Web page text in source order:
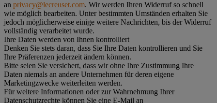
an privacy@lecreuset.com. Wir werden Ihren Widerruf so schnell
wie möglich bearbeiten. Unter bestimmten Umständen erhalten Sie
jedoch möglicherweise einige weitere Nachrichten, bis der Widerruf
vollständig verarbeitet wurde.
Ihre Daten werden von Ihnen kontrolliert
Denken Sie stets daran, dass Sie Ihre Daten kontrollieren und Sie
Ihre Präferenzen jederzeit ändern können.
Bitte seien Sie versichert, dass wir ohne Ihre Zustimmung Ihre
Daten niemals an andere Unternehmen für deren eigene
Marketingzwecke weiterleiten werden.
Für weitere Informationen oder zur Wahrnehmung Ihrer
Datenschutzrechte können Sie eine E-Mail an